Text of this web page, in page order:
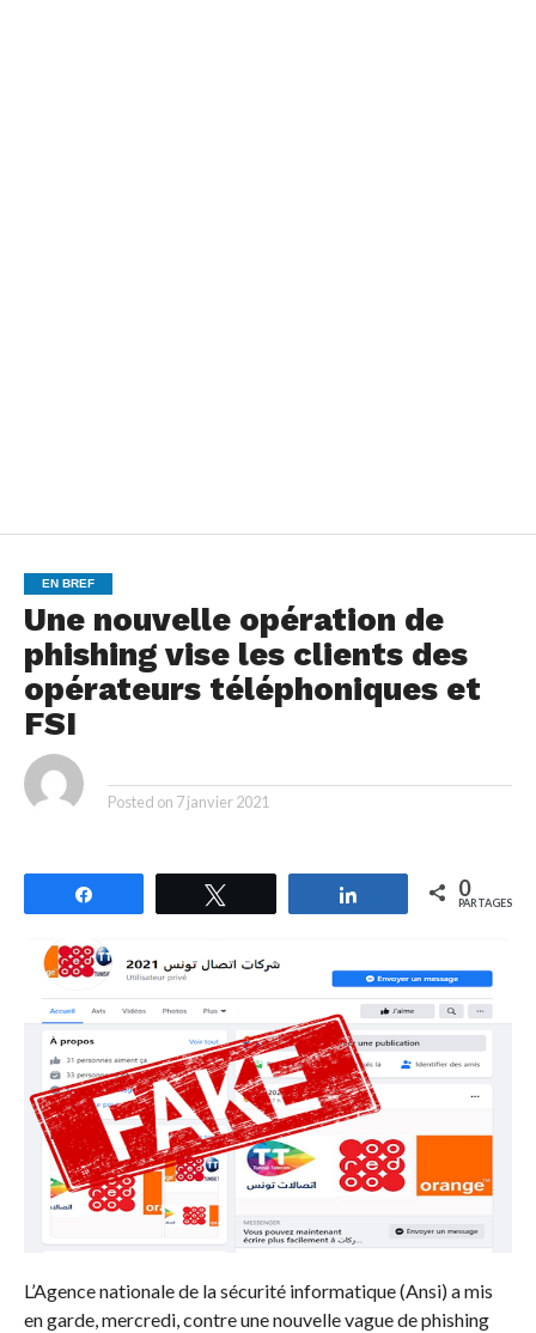
EN BREF
Une nouvelle opération de
phishing vise les clients des
opérateurs téléphoniques et
FSI
Posted on 7 janvier 2021
Partagez 0
PARTAGES
L’Agence nationale de la sécurité informatique (Ansi) a mis
en garde, mercredi, contre une nouvelle vague de phishing